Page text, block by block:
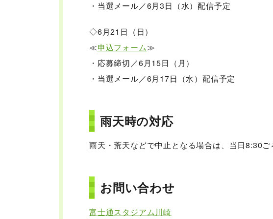
・当選メール／6月3日（水）配信予定
◇6月21日（日）
≪申込フォーム≫
・応募締切／6月15日（月）
・当選メール／6月17日（水）配信予定
雨天時の対応
雨天・荒天などで中止となる場合は、当日8:30
お問い合わせ
富士通スタジアム川崎